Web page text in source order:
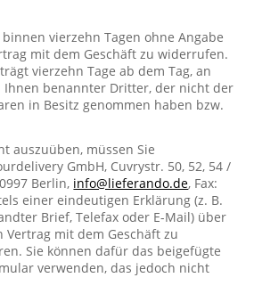
vierzehn Tagen ohne Angabe
mit dem Geschäft zu widerrufen.
vierzehn Tage ab dem Tag, an
Ihnen benannter Dritter, der nicht der
in Besitz genommen haben bzw.
auszuüben, müssen Sie
GmbH, Cuvrystr. 50, 52, 54 /
Berlin, info@lieferando.de, Fax:
einer eindeutigen Erklärung (z. B.
Brief, Telefax oder E-Mail) über
Vertrag mit dem Geschäft zu
Sie können dafür das beigefügte
verwenden, das jedoch nicht